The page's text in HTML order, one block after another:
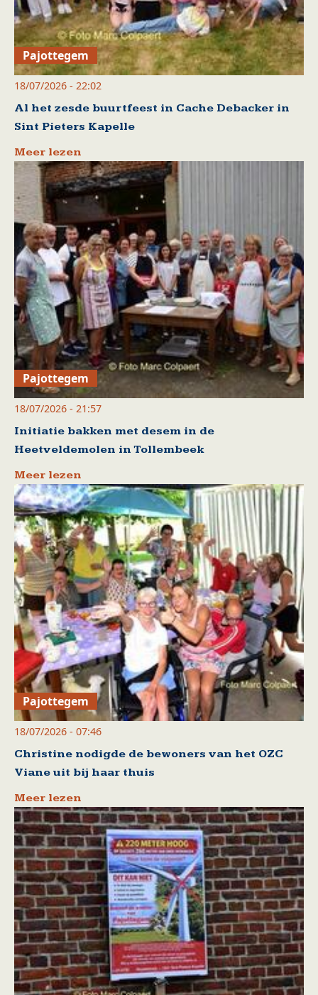
Pajottegem
18/07/2026 - 22:02
Al het zesde buurtfeest in Cache Debacker in
Sint Pieters Kapelle
Meer lezen
Pajottegem
18/07/2026 - 21:57
Initiatie bakken met desem in de
Heetveldemolen in Tollembeek
Meer lezen
Pajottegem
18/07/2026 - 07:46
Christine nodigde de bewoners van het OZC
Viane uit bij haar thuis
Meer lezen